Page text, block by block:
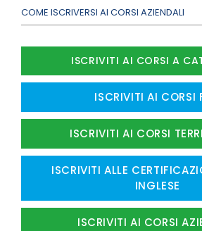
COME ISCRIVERSI AI CORSI AZIENDALI
ISCRIVITI AI CORSI A
ISCRIVITI AI CORSI
ISCRIVITI AI CORSI
ISCRIVITI ALLE
INGLESE
ISCRIVITI AI CORSI